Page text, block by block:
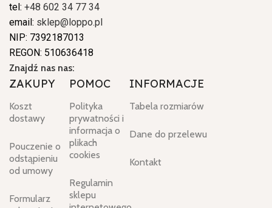
tel: +48 602 34 77 34
email: sklep@loppo.pl
NIP: 7392187013
REGON: 510636418
Znajdź nas nas:
ZAKUPY
Koszt
dostawy
Pouczenie o
odstąpieniu
od umowy
Formularz
POMOC
Polityka
prywatności i
informacja o
plikach
cookies
Regulamin
sklepu
INFORMACJE
Tabela rozmiarów
Dane do przelewu
Kontakt